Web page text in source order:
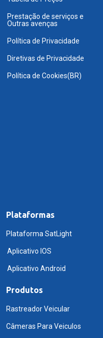
Prestação de serviços e
Outras avenças
Política de Privacidade
Diretivas de Privacidade
Política de Cookies(BR)
Plataformas
Plataforma SatLight
Aplicativo IOS
Aplicativo Android
Produtos
Rastreador Veicular
Câmeras Para Veiculos